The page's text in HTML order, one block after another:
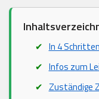
In 4
Infos zum
Zuständige